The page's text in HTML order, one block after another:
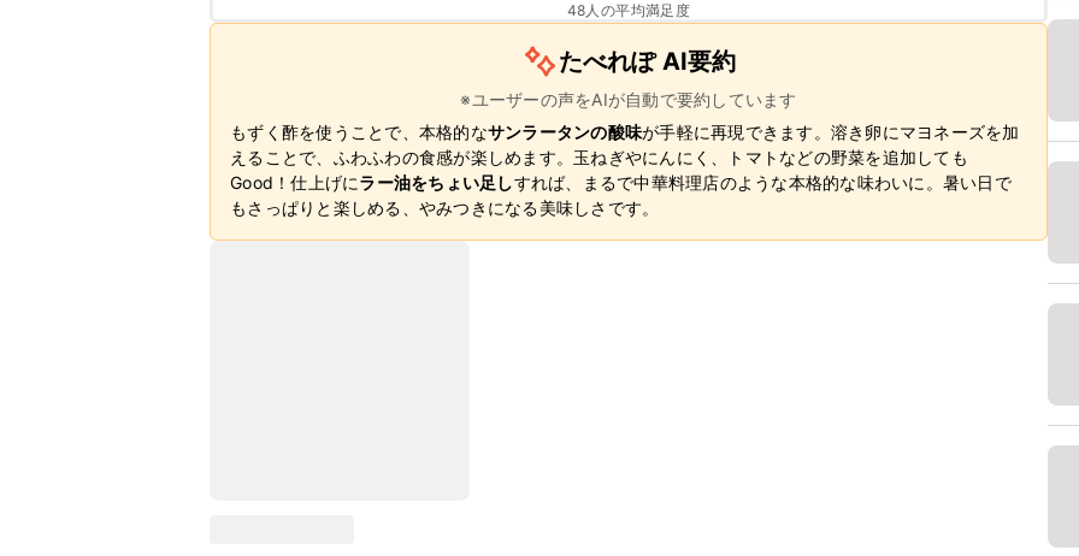
48人の平均満足度
たべれぽ AI要約
※ユーザーの声をAIが自動で要約しています
もずく酢を使うことで、本格的なサンラータンの酸味が手軽に再現できます。溶き卵にマヨネーズを加
えることで、ふわふわの食感が楽しめます。玉ねぎやにんにく、トマトなどの野菜を追加しても
Good！仕上げにラー油をちょい足しすれば、まるで中華料理店のような本格的な味わいに。暑い日で
もさっぱりと楽しめる、やみつきになる美味しさです。